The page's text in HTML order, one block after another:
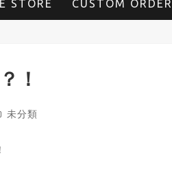
STORE CUSTOM ORDER
！
未分類